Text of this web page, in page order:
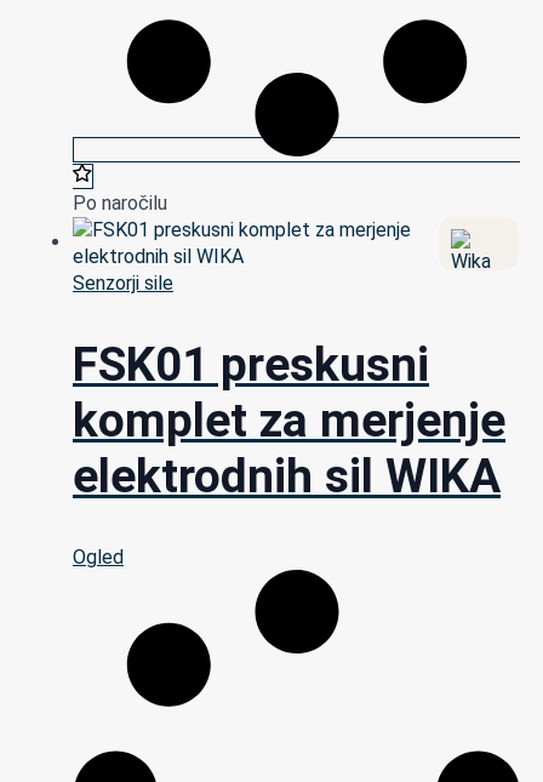
Po naročilu
Senzorji sile
FSK01 preskusni
komplet za merjenje
elektrodnih sil WIKA
Ogled